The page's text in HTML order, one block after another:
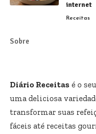
internet
Receitas
Sobre
Diário Receitas é o
uma deliciosa
transformar suas
fáceis até receitas